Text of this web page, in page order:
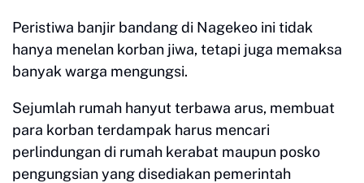
Peristiwa banjir bandang di Nagekeo ini tidak
hanya menelan korban jiwa, tetapi juga memaksa
banyak warga mengungsi.
Sejumlah rumah hanyut terbawa arus, membuat
para korban terdampak harus mencari
perlindungan di rumah kerabat maupun posko
pengungsian yang disediakan pemerintah